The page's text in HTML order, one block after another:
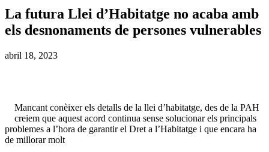
La futura Llei d’Habitatge no acaba amb
els desnonaments de persones vulnerables
abril 18, 2023
Mancant conèixer els detalls de la llei d’habitatge, des de la PAH
creiem que aquest acord continua sense solucionar els principals
problemes a l’hora de garantir el Dret a l’Habitatge i que encara ha
de millorar molt